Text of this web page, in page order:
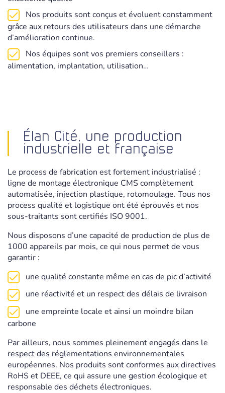
Nos produits sont conçus et évoluent constamment
grâce aux retours des utilisateurs dans une démarche
d’amélioration continue.
Nos équipes sont vos premiers conseillers :
alimentation, implantation, utilisation…
Élan Cité, une production
industrielle et française
Le process de fabrication est fortement industrialisé :
ligne de montage électronique CMS complètement
automatisée, injection plastique, rotomoulage. Tous nos
process qualité et logistique ont été éprouvés et nos
sous-traitants sont certifiés ISO 9001.
Nous disposons d’une capacité de production de plus de
1000 appareils par mois, ce qui nous permet de vous
garantir :
une qualité constante même en cas de pic d’activité
une réactivité et un respect des délais de livraison
une empreinte locale et ainsi un moindre bilan
carbone
Par ailleurs, nous sommes pleinement engagés dans le
respect des réglementations environnementales
européennes. Nos produits sont conformes aux directives
RoHS et DEEE, ce qui assure une gestion écologique et
responsable des déchets électroniques.